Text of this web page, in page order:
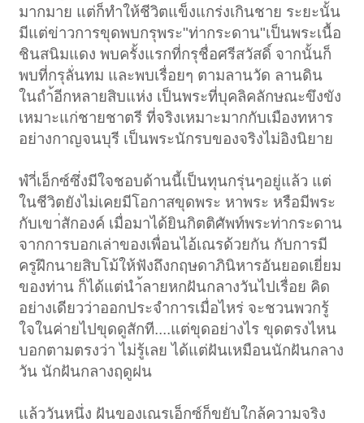
มากมาย แต่ก็ทำให้ชีวิตแข็งแกร่งเกินชาย ระยะนั้น
มีแต่ข่าวการขุดพบกรุพระ"ท่ากระดาน"เป็นพระเนื้อ
ชินสนิมแดง พบครั้งแรกที่กรุชื่อศรีสวัสดิ์ จากนั้นก็
พบที่กรุลั่นทม และพบเรื่อยๆ ตามลานวัด ลานดิน
ในถำ้อีกหลายสิบแห่ง เป็นพระที่บุคลิคลักษณะขึงขัง
เหมาะแก่ชายชาตรี ที่จริงเหมาะมากกับเมืองทหาร
อย่างกาญจนบุรี เป็นพระนักรบของจริงไม่อิงนิยาย
พำี่เอ็กซ์ซึ่งมีใจชอบด้านนี้เป็นทุนกรุ่นๆอยู่แล้ว แต่
ในชีวิตยังไม่เคยมีโอกาสขุดพระ หาพระ หรือมีพระ
กับเขา่สักองค์ เมื่อมาได้ยินกิตติศัพท์พระท่ากระดาน
จากการบอกเล่าของเพื่อนไอ้เณรด้วยกัน กับการมี
ครูฝึกนายสิบโม้ให้ฟังถึงกฤษดาภินิหารอันยอดเยี่ยม
ของท่าน ก็ได้แต่นำ้ลายหกฝันกลางวันไปเรื่อย คิด
อย่างเดียวว่าออกประจำการเมื่อไหร่ จะชวนพวกรู้
ใจในค่ายไปขุดดูสักที....แต่ขุดอย่างไร ขุดตรงไหน
บอกตามตรงว่า ไม่รู้เลย ได้แต่ฝันเหมือนนักฝันกลาง
วัน นักฝันกลางฤดูฝน
แล้ววันหนึ่ง ฝันของเณรเอ็กซ์ก็ขยับใกล้ความจริง